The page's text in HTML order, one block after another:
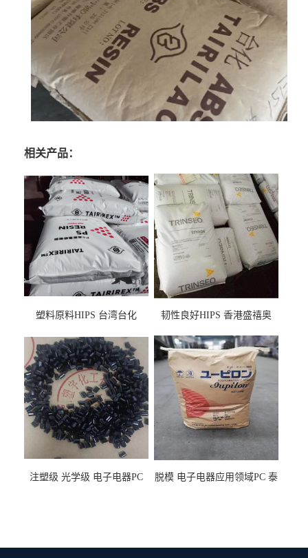
相关产品：
塑料原料HIPS 台湾台化
用料
韧性良好HIPS 香港盛禧奥
注塑级 光学级 电子电器PC
脱模 电子电器应用领域PC 泰